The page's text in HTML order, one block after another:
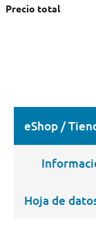
Precio total
eShop /
Hoja de